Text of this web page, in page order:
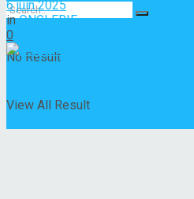
No Result
View All Result
6 juin 2025
in ONGLERIE
0